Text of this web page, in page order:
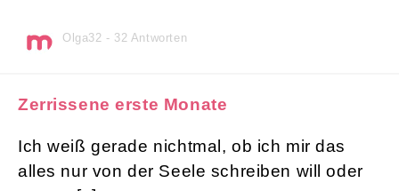
Olga32 - 32 Antworten
Zerrissene erste Monate
Ich weiß gerade nichtmal, ob ich mir das
alles nur von der Seele schreiben will oder